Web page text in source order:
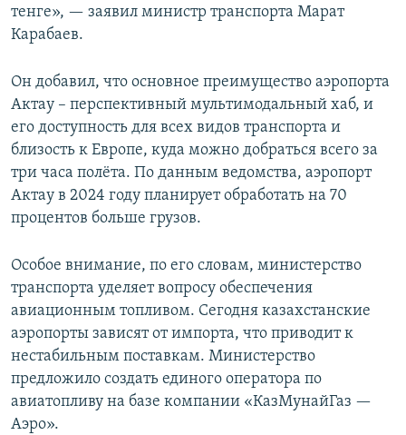
тенге», — заявил министр транспорта Марат
Карабаев.
Он добавил, что основное преимущество аэропорта
Актау – перспективный мультимодальный хаб, и
его доступность для всех видов транспорта и
близость к Европе, куда можно добраться всего за
три часа полёта. По данным ведомства, аэропорт
Актау в 2024 году планирует обработать на 70
процентов больше грузов.
Особое внимание, по его словам, министерство
транспорта уделяет вопросу обеспечения
авиационным топливом. Сегодня казахстанские
аэропорты зависят от импорта, что приводит к
нестабильным поставкам. Министерство
предложило создать единого оператора по
авиатопливу на базе компании «КазМунайГаз —
Аэро».